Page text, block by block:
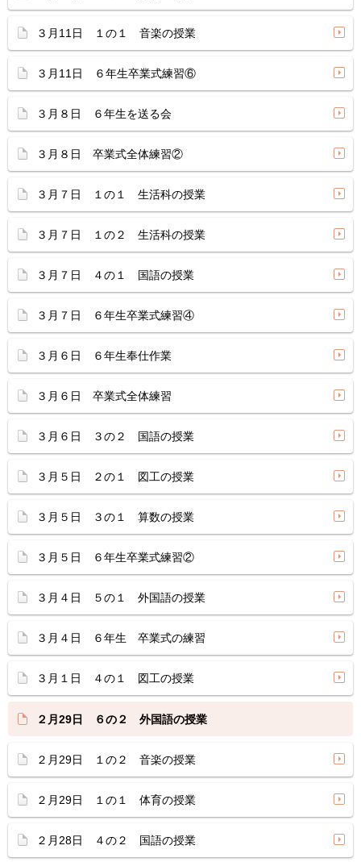
３月11日 １の１ 音楽の授業
３月11日 ６年生卒業式練習⑥
３月８日 ６年生を送る会
３月８日 卒業式全体練習②
３月７日 １の１ 生活科の授業
３月７日 １の２ 生活科の授業
３月７日 ４の１ 国語の授業
３月７日 ６年生卒業式練習④
３月６日 ６年生奉仕作業
３月６日 卒業式全体練習
３月６日 ３の２ 国語の授業
３月５日 ２の１ 図工の授業
３月５日 ３の１ 算数の授業
３月５日 ６年生卒業式練習②
３月４日 ５の１ 外国語の授業
３月４日 ６年生 卒業式の練習
３月１日 ４の１ 図工の授業
２月29日 ６の２ 外国語の授業
２月29日 １の２ 音楽の授業
２月29日 １の１ 体育の授業
２月28日 ４の２ 国語の授業